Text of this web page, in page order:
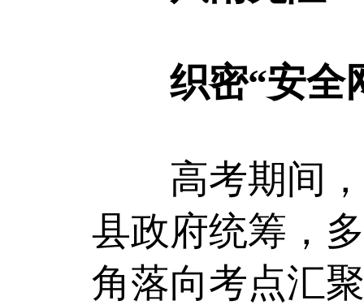
织密“安全
高考期间，
县政府统筹，
角落向考点汇